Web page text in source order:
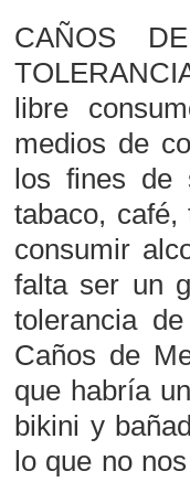
CAÑOS
libre
medios de
los fines de
tabaco,
consumir
falta ser un
tolerancia
Caños de
que habría
bikini y
lo que no